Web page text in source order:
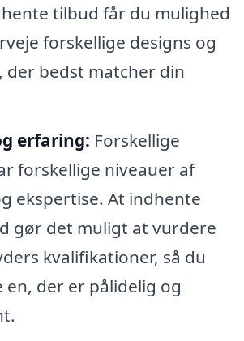
tilbud får du mulighed
forskellige designs og
der bedst matcher din
erfaring: Forskellige
forskellige niveauer af
ekspertise. At indhente
gør det muligt at vurdere
kvalifikationer, så du
der er pålidelig og